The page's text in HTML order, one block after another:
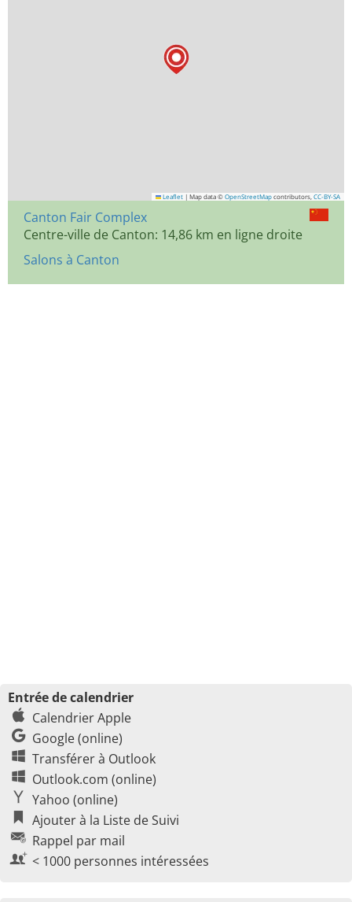
Leaflet | Map data © OpenStreetMap contributors, CC-BY-SA
Canton Fair Complex
Centre-ville de Canton: 14,86 km en ligne droite
Salons à Canton
Entrée de calendrier
Calendrier Apple
Google (online)
Transférer à Outlook
Outlook.com (online)
Yahoo (online)
Ajouter à la Liste de Suivi
Rappel par mail
< 1000 personnes intéressées